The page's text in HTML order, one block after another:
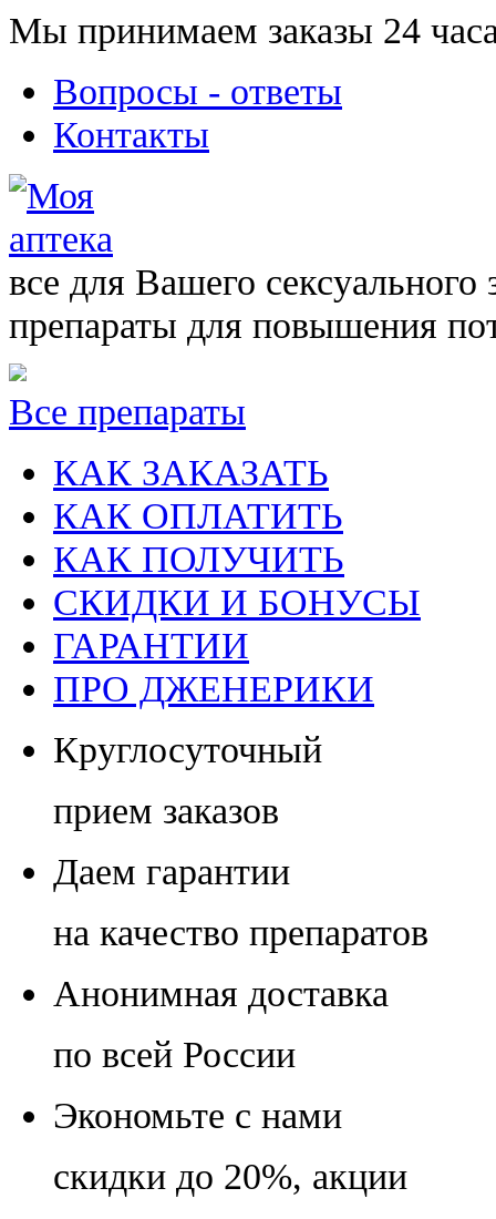
Мы принимаем заказы 24
Вопросы - ответы
Контакты
все для Вашего сексуального
препараты для повышения
Все препараты
КАК ЗАКАЗАТЬ
КАК ОПЛАТИТЬ
КАК ПОЛУЧИТЬ
СКИДКИ И БОНУСЫ
ГАРАНТИИ
ПРО ДЖЕНЕРИКИ
Круглосуточный
прием заказов
Даем гарантии
на качество препаратов
Анонимная доставка
по всей России
Экономьте с нами
скидки до 20%, акции